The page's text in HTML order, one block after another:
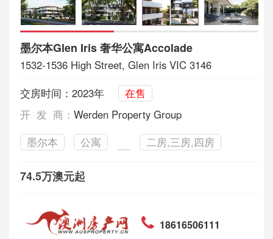
墨尔本Glen Iris 奢华公寓Accolade
1532-1536 High Street, Glen Iris VIC 3146
交房时间：2023年
在售
开 发 商： Werden Property Group
墨尔本
公寓 二房,三房,四房
74.5万澳元起
18616506111